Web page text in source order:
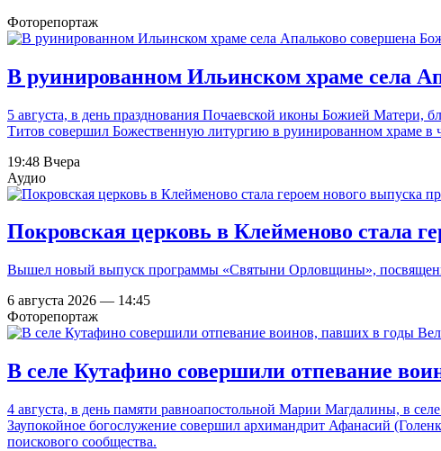
Фоторепортаж
В руинированном Ильинском храме села
5 августа, в день празднования Почаевской иконы Божией Матери,
Титов совершил Божественную литургию в руинированном храме в
19:48 Вчера
Аудио
Покровская церковь в Клейменово стала
Вышел новый выпуск программы «Святыни Орловщины»,
6 августа 2026 — 14:45
Фоторепортаж
В селе Кутафино совершили отпевание
4 августа, в день памяти равноапостольной Марии Магдалины, в
Заупокойное богослужение совершил архимандрит Афанасий
поискового сообщества.